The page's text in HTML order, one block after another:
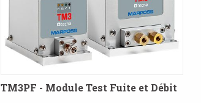
TM3PF - Module Test Fuite et Débit